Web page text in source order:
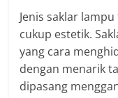
Jenis saklar
cukup estetik.
yang cara
dengan menarik
dipasang